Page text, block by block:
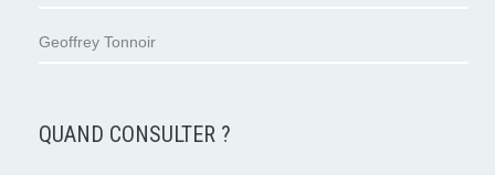
Geoffrey Tonnoir
QUAND CONSULTER ?